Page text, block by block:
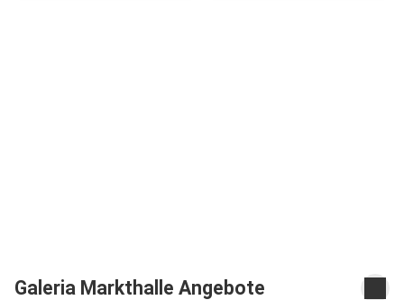
Galeria Markthalle Angebote